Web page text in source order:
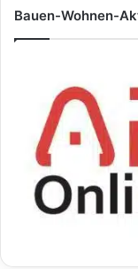
Bauen-Wohnen-